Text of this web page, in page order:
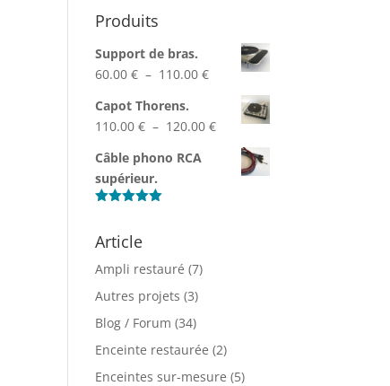
Produits
Support de bras.
60.00€ – 110.00€Plage
60.00 €
110.00 €
Capot Thorens.
110.00€ – 120.00€Plage
prix :
Câble phono RCA
supérieur.
Article
Ampli restauré (7)
Autres projets (3)
Blog / Forum (34)
Enceinte restaurée (2)
Enceintes sur-mesure (5)